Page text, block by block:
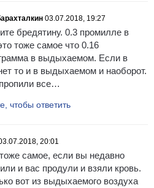
03.07.2018, 19:27
бредятину. 0.3 промилле в
тоже самое что 0.16
в выдыхаемом. Если в
то и в выдыхаемом и наоборот.
все…
чтобы ответить
20:01
самое, если вы недавно
и вас продули и взяли кровь.
вот из выдыхаемого воздуха